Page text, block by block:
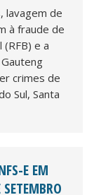
lavagem de
à fraude de
e a
crimes de
Sul, Santa
E EM